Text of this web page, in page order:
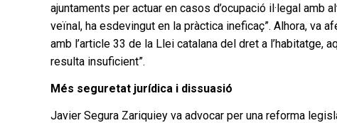
ajuntaments per actuar en casos d’ocupació il·legal amb
veïnal, ha esdevingut en la pràctica ineficaç”. Alhora, va
amb l’article 33 de la Llei catalana del dret a l’habitatge,
resulta insuficient”.
Més seguretat jurídica i dissuasió
Javier Segura Zariquiey va advocar per una reforma